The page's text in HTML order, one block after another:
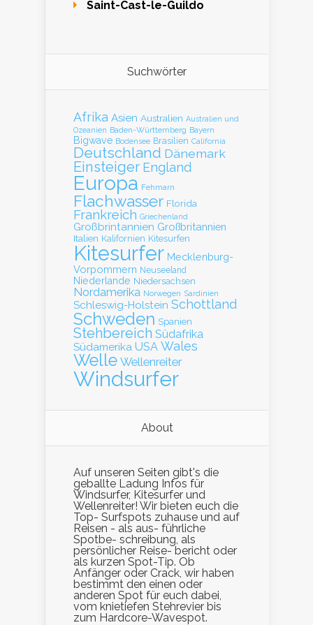
Saint-Cast-le-Guildo
Suchwörter
Afrika Asien Australien Australien und
Ozeanien Baden-Württemberg Bayern
Bigwave Bodensee Brasilien California
Deutschland Dänemark
Einsteiger England
Europa Fehmarn
Flachwasser Florida
Frankreich Griechenland
Großbrintannien Großbritannien
Italien Kalifornien Kitesurfen
Kitesurfer Mecklenburg-
Vorpommern Neuseeland
Niederlande Niedersachsen
Nordamerika Norwegen Sardinien
Schleswig-Holstein Schottland
Schweden Spanien
Stehbereich Südafrika
Südamerika USA Wales
Welle Wellenreiter
Windsurfer
About
Auf unseren Seiten gibt's die
geballte Ladung Infos für
Windsurfer, Kitesurfer und
Wellenreiter! Wir bieten euch die
Top- Surfspots zuhause und auf
Reisen - als aus- führliche
Spotbe- schreibung, als
persönlicher Reise- bericht oder
als kurzen Spot-Tip. Ob
Anfänger oder Crack, wir haben
bestimmt den einen oder
anderen Spot für euch dabei,
vom knietiefen Stehrevier bis
zum Hardcore-Wavespot.